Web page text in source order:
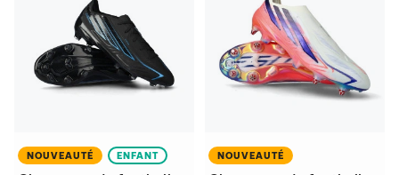
NOUVEAUTÉ ENFANT NOUVEAUTÉ